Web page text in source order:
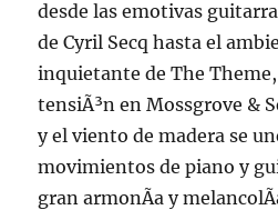
desde las emotivas
de Cyril Secq hasta el
inquietante de The
tensiÃ³n en Mossgrove &
y el viento de madera se
movimientos de piano y
gran armonÃ­a y